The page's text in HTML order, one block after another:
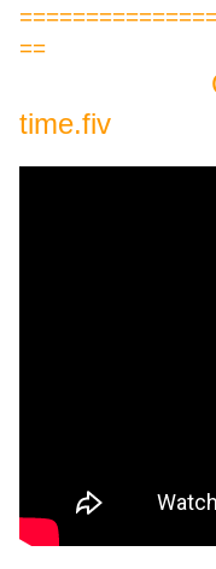
==
time.fiv